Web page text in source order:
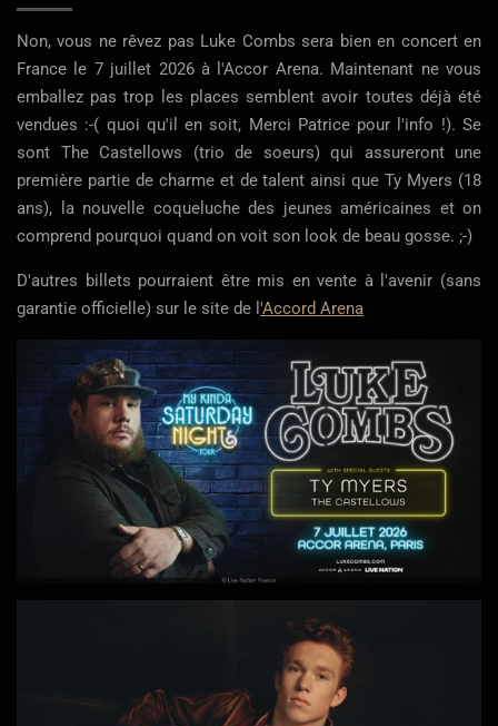
Non, vous ne rêvez pas Luke Combs sera bien en concert en
France le 7 juillet 2026 à l'Accor Arena. Maintenant ne vous
emballez pas trop les places semblent avoir toutes déjà été
vendues :-( quoi qu'il en soit, Merci Patrice pour l'info !). Se
sont The Castellows (trio de soeurs) qui assureront une
première partie de charme et de talent ainsi que Ty Myers (18
ans), la nouvelle coqueluche des jeunes américaines et on
comprend pourquoi quand on voit son look de beau gosse. ;-)
D'autres billets pourraient être mis en vente à l'avenir (sans
garantie officielle) sur le site de l 'Accord Arena